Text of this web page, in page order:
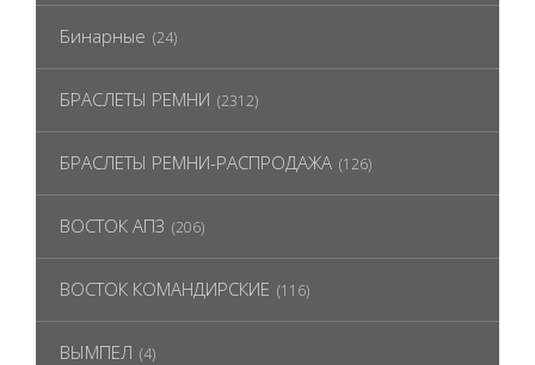
Бинарные (24)
БРАСЛЕТЫ РЕМНИ (2312)
БРАСЛЕТЫ РЕМНИ-РАСПРОДАЖА (126)
ВОСТОК АПЗ (206)
ВОСТОК КОМАНДИРСКИЕ (116)
ВЫМПЕЛ (4)